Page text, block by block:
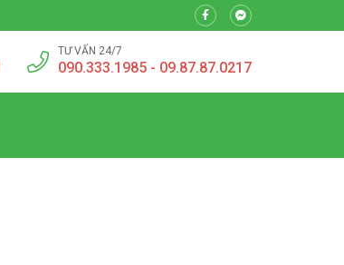
TƯ VẤN 24/7
090.333.1985 - 09.87.87.0217